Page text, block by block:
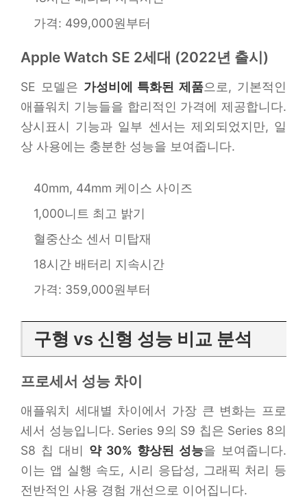
가격: 499,000원부터
Apple Watch SE 2세대 (2022년 출시)
SE 모델은 가성비에 특화된 제품으로, 기본적인
애플워치 기능들을 합리적인 가격에 제공합니다.
상시표시 기능과 일부 센서는 제외되었지만, 일
상 사용에는 충분한 성능을 보여줍니다.
40mm, 44mm 케이스 사이즈
1,000니트 최고 밝기
혈중산소 센서 미탑재
18시간 배터리 지속시간
가격: 359,000원부터
구형 vs 신형 성능 비교 분석
프로세서 성능 차이
애플워치 세대별 차이에서 가장 큰 변화는 프로
세서 성능입니다. Series 9의 S9 칩은 Series 8의
S8 칩 대비 약 30% 향상된 성능을 보여줍니다.
이는 앱 실행 속도, 시리 응답성, 그래픽 처리 등
전반적인 사용 경험 개선으로 이어집니다.